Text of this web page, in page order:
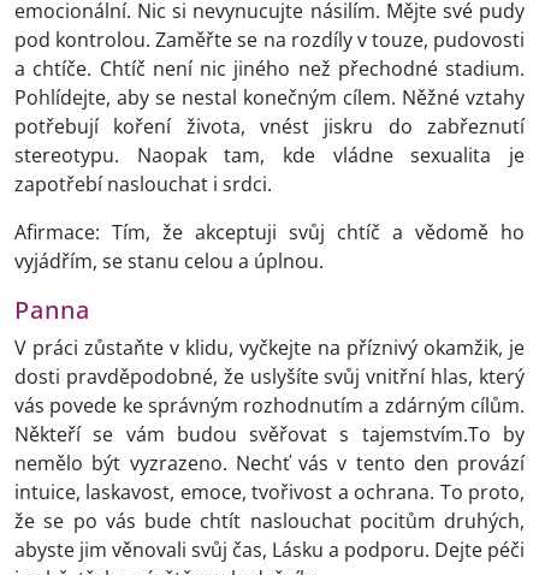
emocionální. Nic si nevynucujte násilím. Mějte své pudy
pod kontrolou. Zaměřte se na rozdíly v touze, pudovosti
a chtíče. Chtíč není nic jiného než přechodné stadium.
Pohlídejte, aby se nestal konečným cílem. Něžné vztahy
potřebují koření života, vnést jiskru do zabřeznutí
stereotypu. Naopak tam, kde vládne sexualita je
zapotřebí naslouchat i srdci.
Afirmace: Tím, že akceptuji svůj chtíč a vědomě ho
vyjádřím, se stanu celou a úplnou.
Panna
V práci zůstaňte v klidu, vyčkejte na příznivý okamžik, je
dosti pravděpodobné, že uslyšíte svůj vnitřní hlas, který
vás povede ke správným rozhodnutím a zdárným cílům.
Někteří se vám budou svěřovat s tajemstvím.To by
nemělo být vyzrazeno. Nechť vás v tento den provází
intuice, laskavost, emoce, tvořivost a ochrana. To proto,
že se po vás bude chtít naslouchat pocitům druhých,
abyste jim věnovali svůj čas, Lásku a podporu. Dejte péči